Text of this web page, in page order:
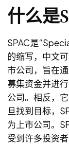
什么是
SPAC是
的缩写，中文
市公司，旨在
募集资金并进
公司。相反，
旦找到目标，
为上市公司。
受到许多投资者